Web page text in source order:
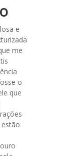
e
me
o
que